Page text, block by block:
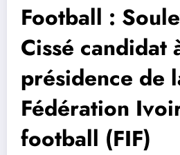
Football :
Cissé candidat
présidence de
Fédération
football (FIF)